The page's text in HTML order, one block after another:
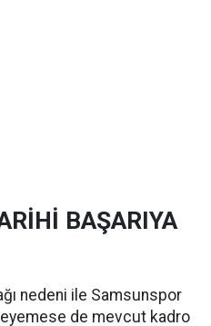
BAŞARIYA
nedeni ile Samsunspor
de mevcut kadro